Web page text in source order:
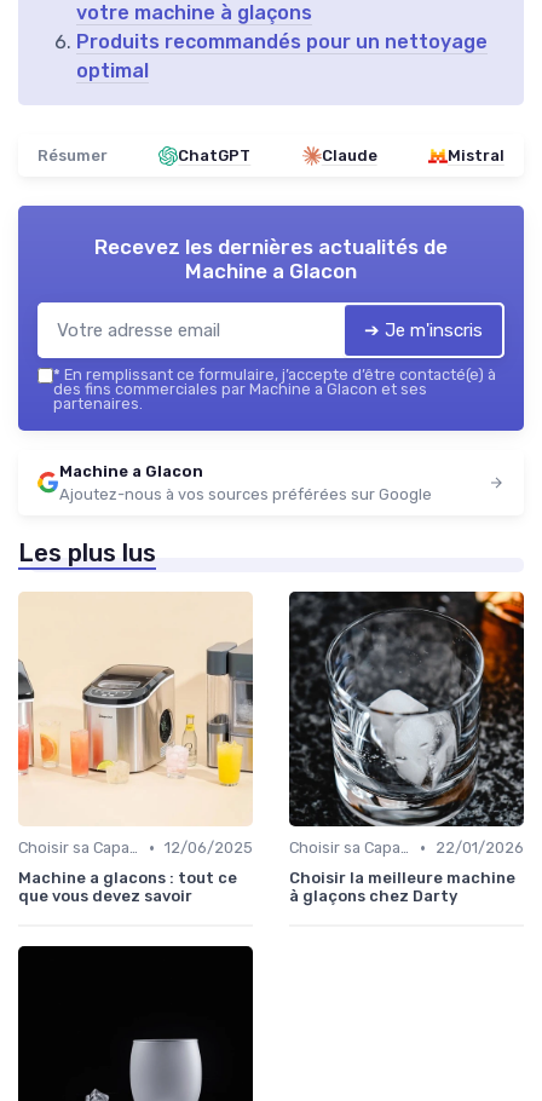
votre machine à glaçons
Produits recommandés pour un nettoyage
optimal
Résumer ChatGPT Claude Mistral
Recevez les dernières actualités de
Machine a Glacon
➔ Je m'inscris
* En remplissant ce formulaire, j’accepte d’être contacté(e) à
des fins commerciales par Machine a Glacon et ses
partenaires.
Machine a Glacon
Ajoutez-nous à vos sources préférées sur Google
Les plus lus
Choisir sa Capacité • 12/06/2025
Machine a glacons : tout ce
que vous devez savoir
Choisir sa Capacité •
22/01/2026
Choisir la meilleure machine
à glaçons chez Darty